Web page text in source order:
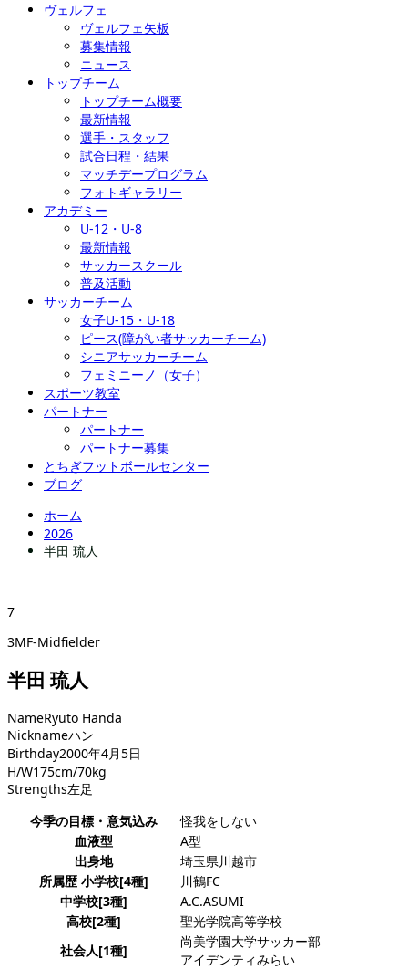
ヴェルフェ
ヴェルフェ矢板
募集情報
ニュース
トップチーム
トップチーム概要
最新情報
選手・スタッフ
試合日程・結果
マッチデープログラム
フォトギャラリー
アカデミー
U-12・U-8
最新情報
サッカースクール
普及活動
サッカーチーム
女子U-15・U-18
ピース(障がい者サッカーチーム)
シニアサッカーチーム
フェミニーノ（女子）
スポーツ教室
パートナー
パートナー
パートナー募集
とちぎフットボールセンター
ブログ
ホーム
2026
半田 琉人
7
3MF-Midfielder
半田 琉人
NameRyuto Handa
Nicknameハン
Birthday2000年4月5日
H/W175cm/70kg
Strengths左足
今季の目標・意気込み
怪我をしない
血液型
A型
出身地
埼玉県川越市
所属歴 小学校[4種]
川鶴FC
中学校[3種]
A.C.ASUMI
高校[2種]
聖光学院高等学校
社会人[1種]
尚美学園大学サッカー部
アイデンティみらい